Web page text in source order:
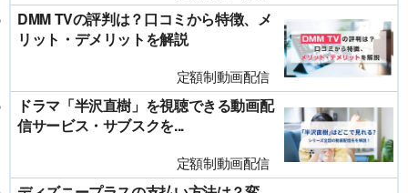
DMM TVの評判は？口コミから特徴、メ
リット・デメリットを解説
定額制動画配信
ドラマ「半沢直樹」を視聴できる動画配
信サービス・サブスクを...
定額制動画配信